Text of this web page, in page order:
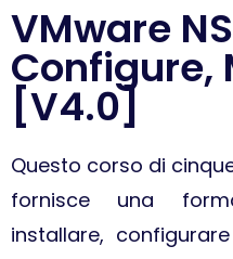
VMware
Configure,
[V4.0]
Questo corso di
fornisce una
installare,